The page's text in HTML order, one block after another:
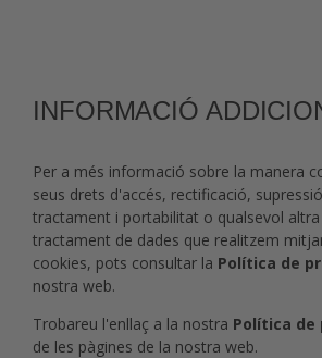
INFORMACIÓ
Per a més informació sobre la manera
seus drets d'accés, rectificació,
tractament i portabilitat o qualsevol
tractament de dades que realitzem
cookies, pots consultar la Política de
nostra web.
Trobareu l'enllaç a la nostra Política de
de les pàgines de la nostra web.